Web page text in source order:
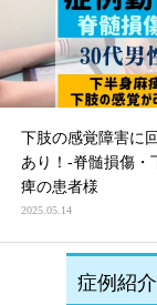
下肢の感覚障害に
あり！-脊髄損傷・
痺の患者様
2025.05.14
症例紹